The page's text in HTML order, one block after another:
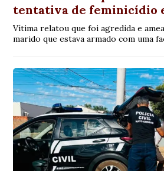
tentativa de feminicídio
Vítima relatou que foi agredida e
marido que estava armado com uma